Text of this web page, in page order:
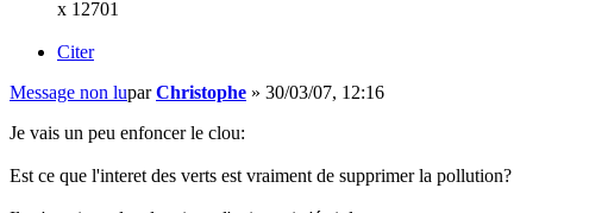
x 12701
Citer
Message non luparChristophe » 30/03/07, 12:16
Je vais un peu enfoncer le clou:
Est ce que l'interet des verts est vraiment de supprimer la pollution?